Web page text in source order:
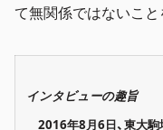
て無関係ではないこと
インタビューの趣旨
2016年8月6日、東大駒